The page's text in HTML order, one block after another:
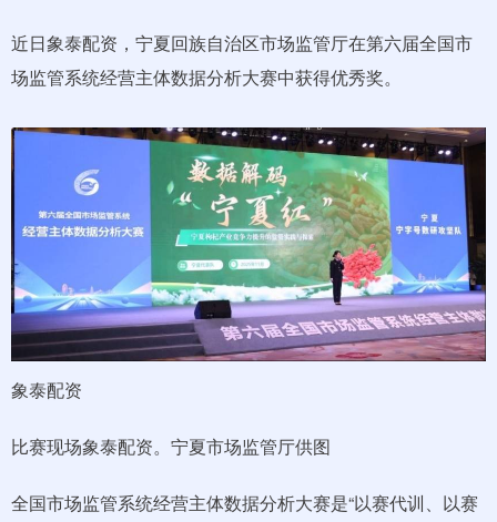
近日象泰配资，宁夏回族自治区市场监管厅在第六届全国市
场监管系统经营主体数据分析大赛中获得优秀奖。
象泰配资
比赛现场象泰配资。宁夏市场监管厅供图
全国市场监管系统经营主体数据分析大赛是“以赛代训、以赛